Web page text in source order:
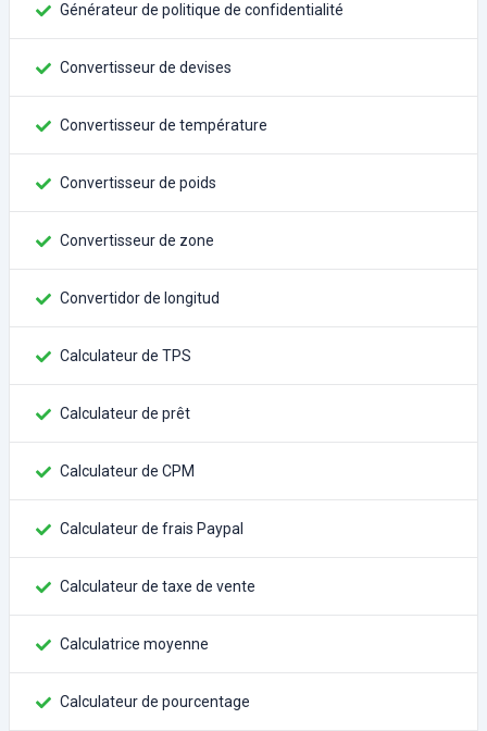
Générateur de politique de confidentialité
Convertisseur de devises
Convertisseur de température
Convertisseur de poids
Convertisseur de zone
Convertidor de longitud
Calculateur de TPS
Calculateur de prêt
Calculateur de CPM
Calculateur de frais Paypal
Calculateur de taxe de vente
Calculatrice moyenne
Calculateur de pourcentage